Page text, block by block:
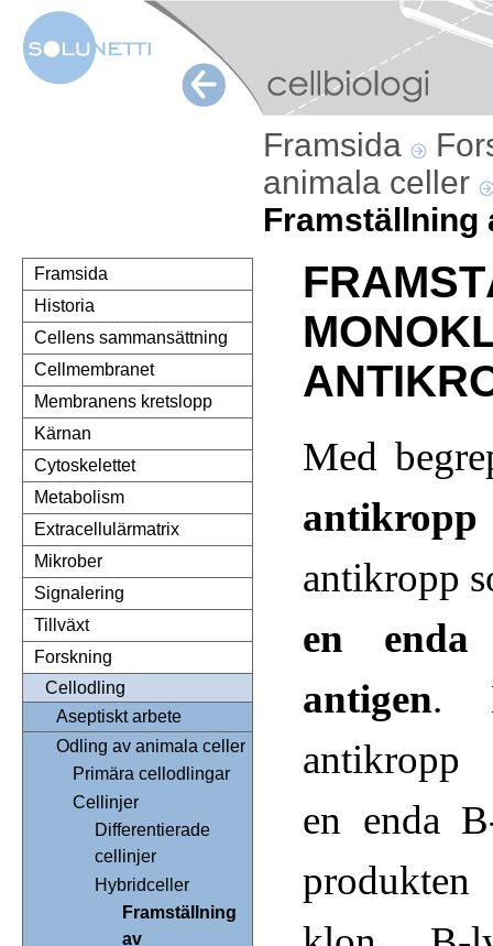
Framsida
animala celler
Framställning
Framsida
Historia
Cellens sammansättning
Cellmembranet
Membranens kretslopp
Kärnan
Cytoskelettet
Metabolism
Extracellulärmatrix
Mikrober
Signalering
Tillväxt
Forskning
Cellodling
Aseptiskt arbete
Odling av animala celler
Primära cellodlingar
Cellinjer
Differentierade
cellinjer
Hybridceller
Framställning
av
Med
antikropp
antikropp
en
antigen.
antikropp
en enda